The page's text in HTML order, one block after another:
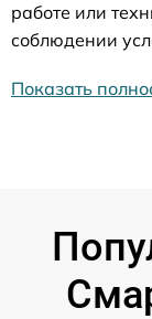
работе или
соблюдении
Показать